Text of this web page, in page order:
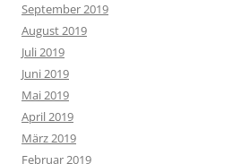
September 2019
August 2019
Juli 2019
Juni 2019
Mai 2019
April 2019
März 2019
Februar 2019